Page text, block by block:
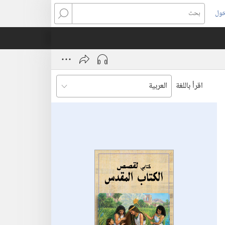
بحث
اقرأ باللغة